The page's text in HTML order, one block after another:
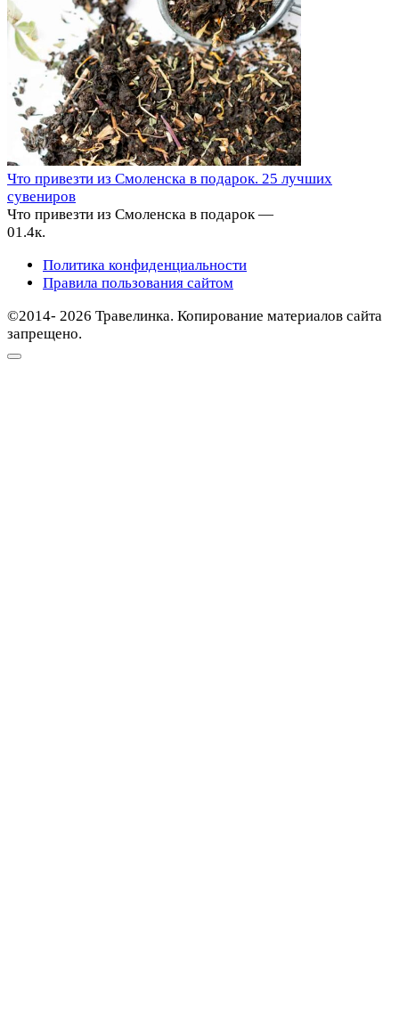
Что привезти из Смоленска в подарок. 25 лучших
сувениров
Что привезти из Смоленска в подарок —
01.4к.
Политика конфиденциальности
Правила пользования сайтом
©2014- 2026 Травелинка. Копирование материалов сайта
запрещено.